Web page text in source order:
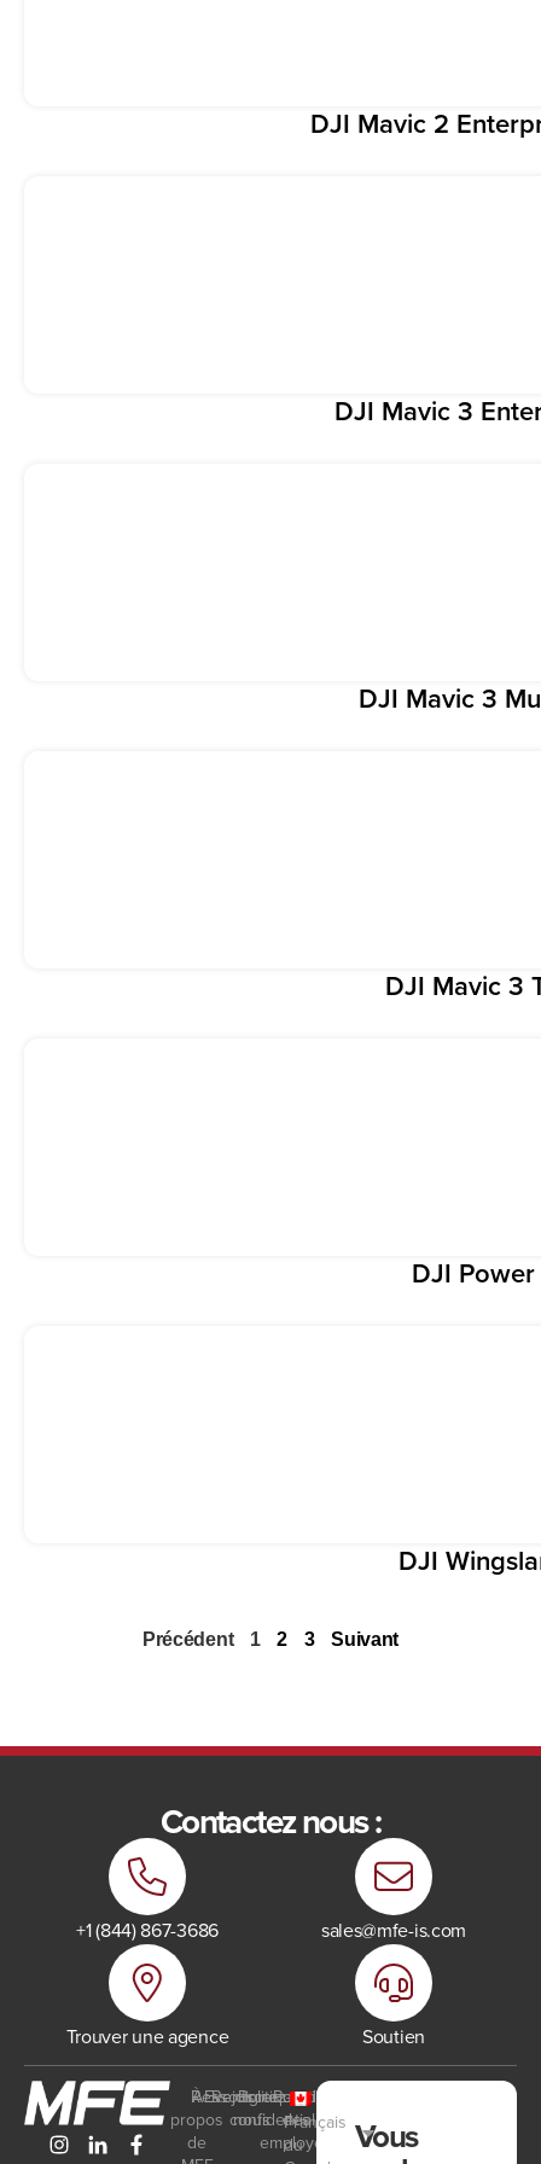
DJI Mavic 2
DJI Mavic 3
DJI Mavic 3
DJI Mavic 3
DJI
DJI
Précédent 1 2 3 Suivant
Contactez nous :
+1 (844) 867-3686 sales@mfe-is.com
Trouver une agence Soutien
À
propos
de
Ressources
Events
Rejoignez-
nous
Politique de
confidentialité
Portail
des
employés
Français
du
Vous